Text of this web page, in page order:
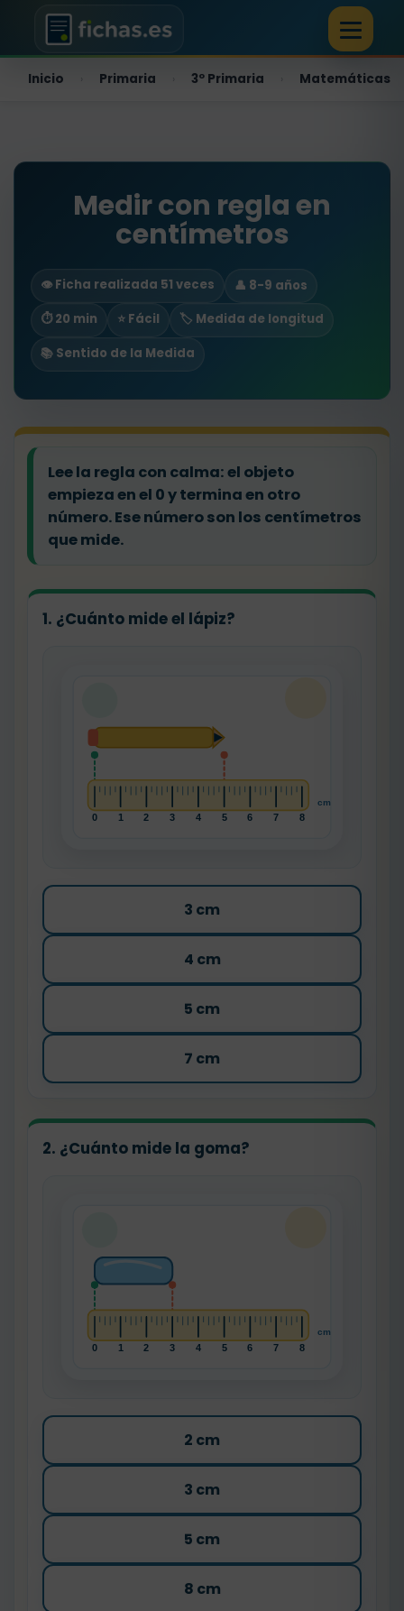
Inicio Primaria 3º Primaria Matemáticas
Medir con regla en
centímetros
👁️ Ficha realizada 51 veces
👤 8-9 años
⏱ 20 min
⭐ Fácil
🏷️ Medida de longitud
📚 Sentido de la Medida
Lee la regla con calma:el objeto
empieza en el 0 y termina en otro
número. Ese número son los centímetros
que mide.
1. ¿Cuánto mide el lápiz?
3 cm
4 cm
5 cm
7 cm
2. ¿Cuánto mide la goma?
2 cm
3 cm
5 cm
8 cm